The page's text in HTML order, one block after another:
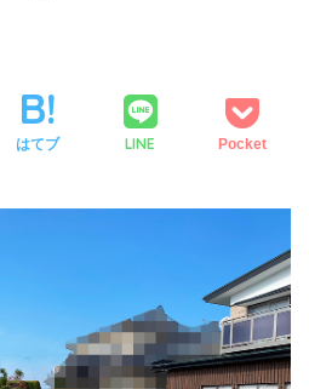
はてブ LINE Pocket